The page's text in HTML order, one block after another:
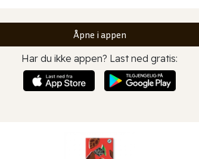
Åpne i appen
Har du ikke appen? Last ned gratis: